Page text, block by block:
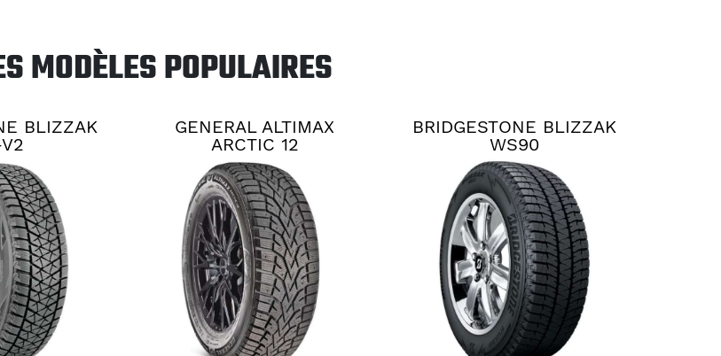
MODÈLES POPULAIRES
BLIZZAK
GENERAL ALTIMAX
ARCTIC 12
BRIDGESTONE BLIZZAK
WS90